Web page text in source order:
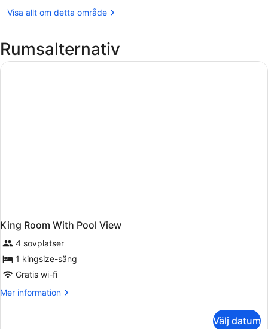
(DPS-
Intl.)
Visa allt om detta område
Rumsalternativ
King Room With Pool View
4 sovplatser
1 kingsize-säng
Gratis wi-fi
Mer information
Mer
Välj datum